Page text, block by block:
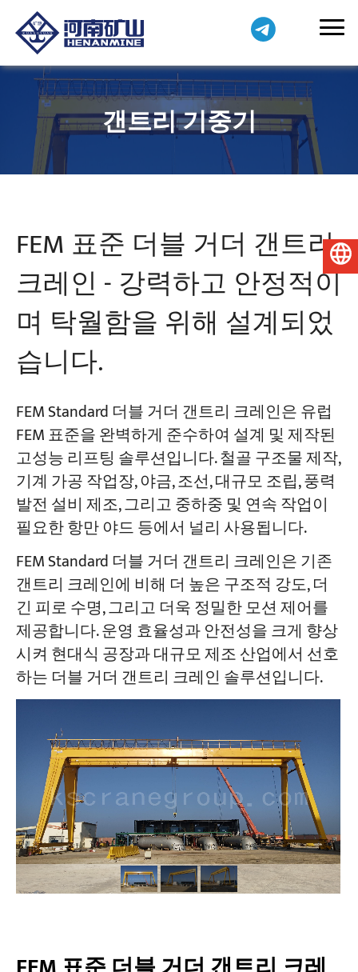
회사 소개
문의하기
갠트리 기중기
FEM 표준 더블 거더 갠트리
크레인 - 강력하고 안정적이
며 탁월함을 위해 설계되었
습니다.
FEM Standard 더블 거더 갠트리 크레인은 유럽
FEM 표준을 완벽하게 준수하여 설계 및 제작된
고성능 리프팅 솔루션입니다. 철골 구조물 제작,
기계 가공 작업장, 야금, 조선, 대규모 조립, 풍력
발전 설비 제조, 그리고 중하중 및 연속 작업이
필요한 항만 야드 등에서 널리 사용됩니다.
FEM Standard 더블 거더 갠트리 크레인은 기존
갠트리 크레인에 비해 더 높은 구조적 강도, 더
긴 피로 수명, 그리고 더욱 정밀한 모션 제어를
제공합니다. 운영 효율성과 안전성을 크게 향상
시켜 현대식 공장과 대규모 제조 산업에서 선호
하는 더블 거더 갠트리 크레인 솔루션입니다.
한국어